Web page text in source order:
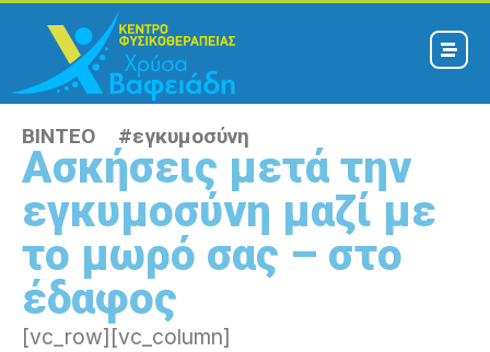
ΒΙΝΤΕΟ #εγκυμοσύνη
Ασκήσεις μετά την
εγκυμοσύνη μαζί με
το μωρό σας – στο
έδαφος
[vc_row][vc_column]